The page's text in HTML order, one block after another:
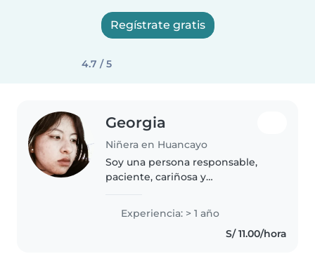
Regístrate gratis
4.7 / 5
Georgia
Niñera en Huancayo
Soy una persona responsable,
paciente, cariñosa y
bienestar de los niños, cuento
con experiencia en el cuidado de
bebés y niños pequeños,
Experiencia: > 1 año
S/ 11.00/hora